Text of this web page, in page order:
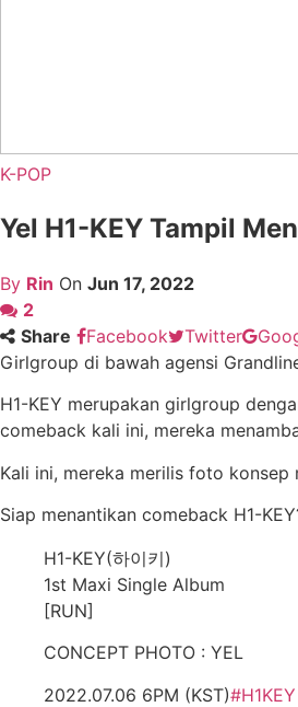
K-POP
Yel H1-KEY Tampil
By Rin On Jun 17, 2022
2
Share
Facebook Twitter
Girlgroup di bawah agensi
H1-KEY merupakan girlgroup
comeback kali ini, mereka
Kali ini, mereka merilis foto
Siap menantikan comeback H1-
H1-KEY(하이키)
1st Maxi Single Album
[RUN]
CONCEPT PHOTO : YEL
2022.07.06 6PM (KST)#H1KEY